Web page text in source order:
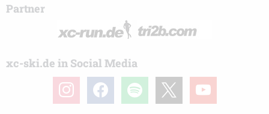
Partner
xc-ski.de in Social Media
instagramfacebook spotify youtube